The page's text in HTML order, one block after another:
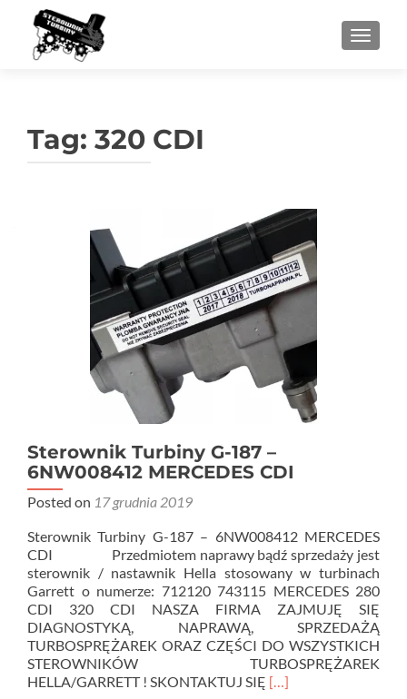
Tag: 320 CDI
Sterownik Turbiny G-187 –
6NW008412 MERCEDES CDI
Posted on 17 grudnia 2019
Sterownik Turbiny G-187 – 6NW008412 MERCEDES
CDI Przedmiotem naprawy bądź sprzedaży jest
sterownik / nastawnik Hella stosowany w turbinach
Garrett o numerze: 712120 743115 MERCEDES 280
CDI 320 CDI NASZA FIRMA ZAJMUJĘ SIĘ
DIAGNOSTYKĄ, NAPRAWĄ, SPRZEDAŻĄ
TURBOSPRĘŻAREK ORAZ CZĘŚCI DO WSZYSTKICH
STEROWNIKÓW TURBOSPRĘŻAREK
HELLA/GARRETT ! SKONTAKTUJ SIĘ Read
[…]